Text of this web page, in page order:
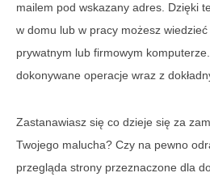
mailem pod wskazany adres. Dzięki
w domu lub w pracy możesz
prywatnym lub firmowym
dokonywane operacje wraz z
Zastanawiasz się co dzieje się za
Twojego malucha? Czy na pewno
przegląda strony przeznaczone dla